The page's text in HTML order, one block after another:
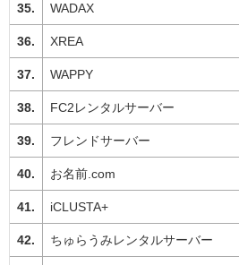
WADAX
XREA
WAPPY
FC2レンタルサーバー
フレンドサーバー
お名前.com
iCLUSTA+
ちゅらうみレンタルサーバー